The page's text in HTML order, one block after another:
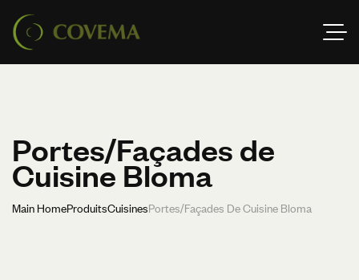
Portes/Façades de
Cuisine Bloma
Main HomeProduitsCuisinesPortes/Façades De Cuisine Bloma